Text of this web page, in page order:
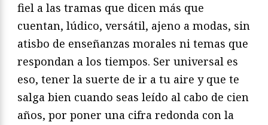
fiel a las tramas que dicen más que
cuentan, lúdico, versátil, ajeno a modas, sin
atisbo de enseñanzas morales ni temas que
respondan a los tiempos. Ser universal es
eso, tener la suerte de ir a tu aire y que te
salga bien cuando seas leído al cabo de cien
años, por poner una cifra redonda con la